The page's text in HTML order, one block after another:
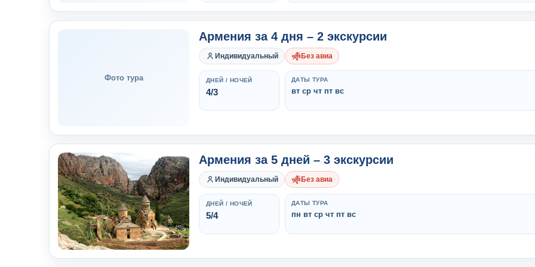
Фото тура
Армения за 4 дня – 2 экскурсии
Индивидуальный Без авиа
ДНЕЙ / НОЧЕЙ
4/3
ДАТЫ ТУРА
вт ср чт пт вс
Армения за 5 дней – 3 экскурсии
Индивидуальный Без авиа
ДНЕЙ / НОЧЕЙ
5/4
ДАТЫ ТУРА
пн вт ср чт пт вс